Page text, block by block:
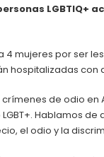
LGBTIQ+
4 mujeres por ser
hospitalizadas con
crímenes de odio
Hablamos de
el odio y la